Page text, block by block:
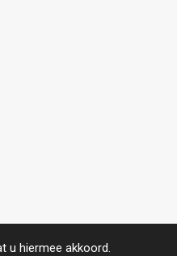
u hiermee akkoord.